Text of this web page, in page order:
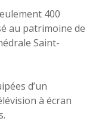
400
au patrimoine de
Saint-
d’un
à écran